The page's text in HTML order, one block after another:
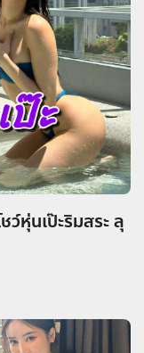
หุ่นเป๊ะริมสระ ลุ